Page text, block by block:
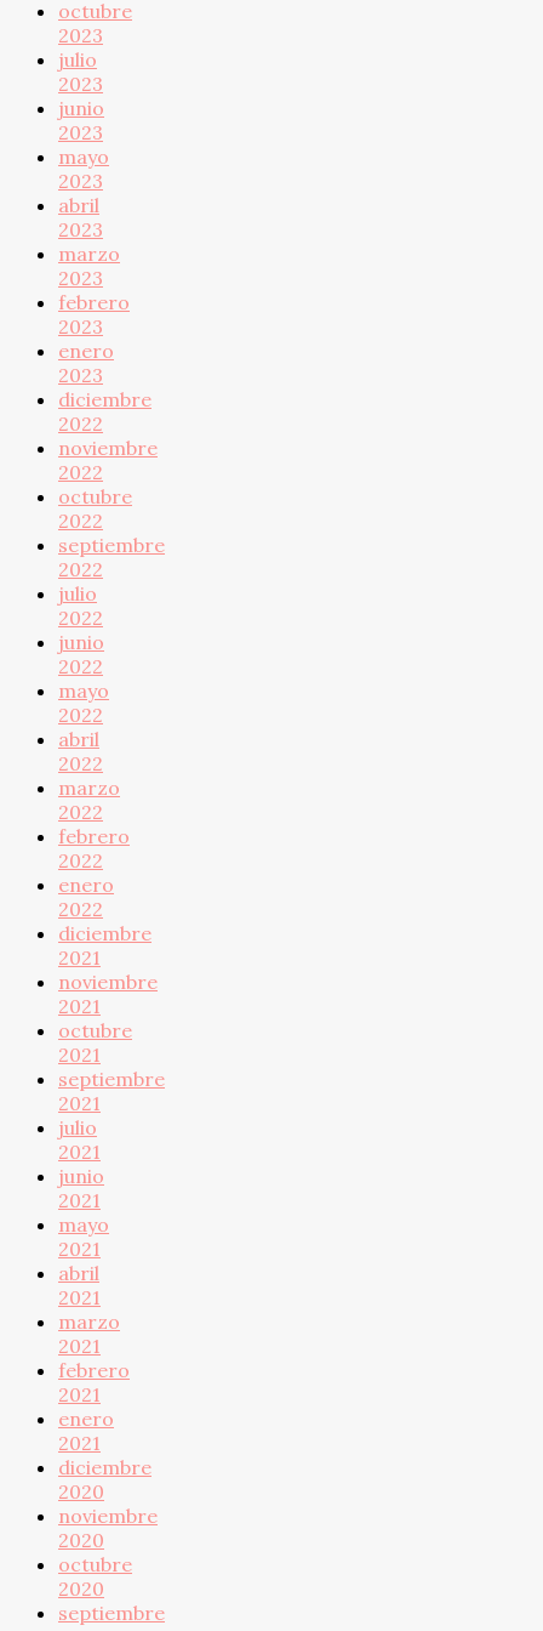
octubre
2023
julio
2023
junio
2023
mayo
2023
abril
2023
marzo
2023
febrero
2023
enero
2023
diciembre
2022
noviembre
2022
octubre
2022
septiembre
2022
julio
2022
junio
2022
mayo
2022
abril
2022
marzo
2022
febrero
2022
enero
2022
diciembre
2021
noviembre
2021
octubre
2021
septiembre
2021
julio
2021
junio
2021
mayo
2021
abril
2021
marzo
2021
febrero
2021
enero
2021
diciembre
2020
noviembre
2020
octubre
2020
septiembre